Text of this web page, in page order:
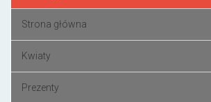
Strona główna
Kwiaty
Prezenty